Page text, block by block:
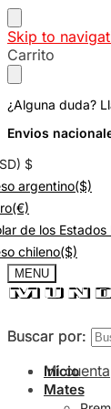
Skip to
Carrito
¿Alguna duda?
Envios
$
argentino($)
(€)
de los Estados
chileno($)
MENU
Buscar por:
Mi cuenta
Buscar por:
Inicio
Mates